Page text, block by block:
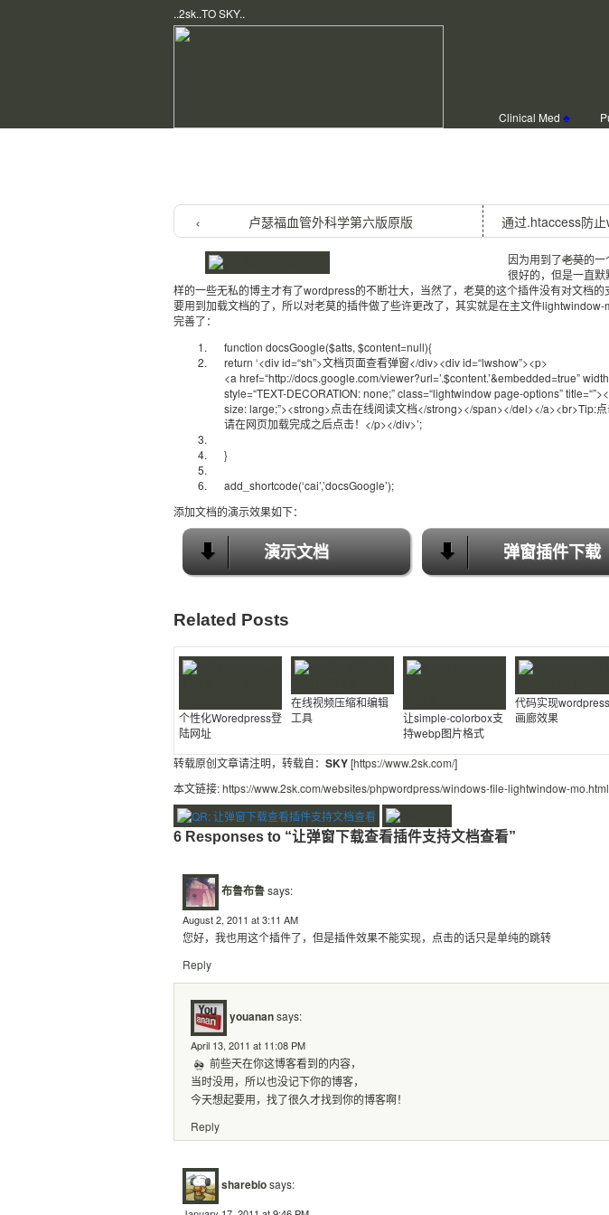
..2sk..TO SKY..
Clinical Med ♣
卢瑟福血管外科学第六版原版
因为用到了老莫的一
很好的，但是一直
样的一些无私的博主才有了wordpress的不断壮大，当然了，老莫的这个插件没有对文档
要用到加载文档的了，所以对老莫的插件做了些许更改了，其实就是在主文件
完善了：
function docsGoogle($atts, $content=null){
return ‘<div id=“sh”>文档页面查看弹窗</div><div id=“lwshow”><p>
<a href=“http://docs.google.com/viewer?url=’.$content.’&embedded=true”
style=“TEXT-DECORATION: none;”class=“lightwindow page-options”title=“”
size: large;”><strong>点击在线阅读文档</strong></span></del></a><br>Tip:
请在网页加载完成之后点击！</p></div>’;
}
add_shortcode(‘cai’,’docsGoogle’);
添加文档的演示效果如下：
演示文档 弹窗插件下载
Related Posts
个性化Woredpress登
陆网址
在线视频压缩和编辑
工具
让simple-colorbox支
持webp图片格式
代码实现wordpress
画廊效果
转载原创文章请注明，转载自： SKY[https://www.2sk.com/]
本文链接:https://www.2sk.com/websites/phpwordpress/windows-file-lightwindow-mo.html
6 Responses to “让弹窗下载查看插件支持文档查看”
布鲁布鲁says:
August 2, 2011 at 3:11 AM
您好，我也用这个插件了，但是插件效果不能实现，点击的话只是单纯的跳转
Reply
youanansays:
April 13, 2011 at 11:08 PM
前些天在你这博客看到的内容，
当时没用，所以也没记下你的博客，
今天想起要用，找了很久才找到你的博客啊！
Reply
sharebiosays: